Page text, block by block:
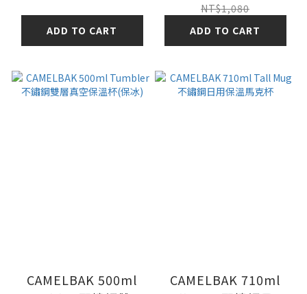
ADD TO CART
NT$1,080
ADD TO CART
CAMELBAK 500ml
CAMELBAK 710ml